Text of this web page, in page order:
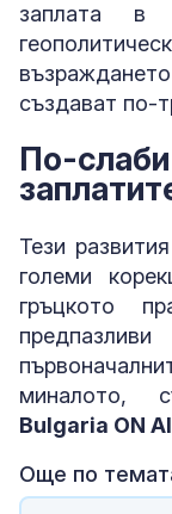
заплата в
създават по-
По-
Тези
големи
гръцкото
миналото,
Bulgaria ON
Още по